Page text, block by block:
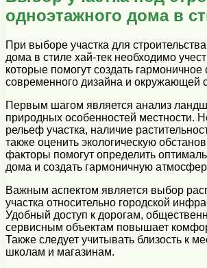
одноэтажного дома в
При выборе участка для
дома в стиле хай-тек необходимо
которые помогут создать гармоничное
современного дизайна и окружающей
Первым шагом является анализ
природных особенностей местности.
рельеф участка, наличие
также оценить экологическую
факторы помогут определить
дома и создать гармоничную
Важным аспектом является выбор
участка относительно городской
Удобный доступ к дорогам,
сервисным объектам повышает
Также следует учитывать близость к
школам и магазинам.